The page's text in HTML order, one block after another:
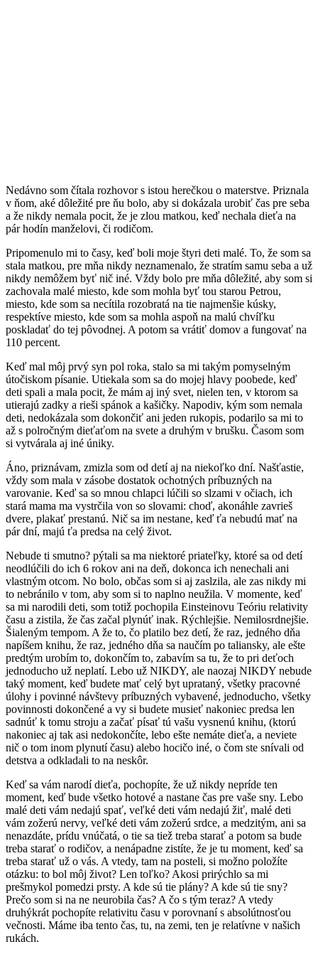
Nedávno som čítala rozhovor s istou herečkou o materstve. Priznala
v ňom, aké dôležité pre ňu bolo, aby si dokázala urobiť čas pre seba
a že nikdy nemala pocit, že je zlou matkou, keď nechala dieťa na
pár hodín manželovi, či rodičom.
Pripomenulo mi to časy, keď boli moje štyri deti malé. To, že som sa
stala matkou, pre mňa nikdy neznamenalo, že stratím samu seba a už
nikdy nemôžem byť nič iné. Vždy bolo pre mňa dôležité, aby som si
zachovala malé miesto, kde som mohla byť tou starou Petrou,
miesto, kde som sa necítila rozobratá na tie najmenšie kúsky,
respektíve miesto, kde som sa mohla aspoň na malú chvíľku
poskladať do tej pôvodnej. A potom sa vrátiť domov a fungovať na
110 percent.
Keď mal môj prvý syn pol roka, stalo sa mi takým pomyselným
útočiskom písanie. Utiekala som sa do mojej hlavy poobede, keď
deti spali a mala pocit, že mám aj iný svet, nielen ten, v ktorom sa
utierajú zadky a rieši spánok a kašičky. Napodiv, kým som nemala
deti, nedokázala som dokončiť ani jeden rukopis, podarilo sa mi to
až s polročným dieťaťom na svete a druhým v brušku. Časom som
si vytvárala aj iné úniky.
Áno, priznávam, zmizla som od detí aj na niekoľko dní. Našťastie,
vždy som mala v zásobe dostatok ochotných príbuzných na
varovanie. Keď sa so mnou chlapci lúčili so slzami v očiach, ich
stará mama ma vystrčila von so slovami: choď, akonáhle zavrieš
dvere, plakať prestanú. Nič sa im nestane, keď ťa nebudú mať na
pár dní, majú ťa predsa na celý život.
Nebude ti smutno? pýtali sa ma niektoré priateľky, ktoré sa od detí
neodlúčili do ich 6 rokov ani na deň, dokonca ich nenechali ani
vlastným otcom. No bolo, občas som si aj zaslzila, ale zas nikdy mi
to nebránilo v tom, aby som si to naplno neužila. V momente, keď
sa mi narodili deti, som totiž pochopila Einsteinovu Teóriu relativity
času a zistila, že čas začal plynúť inak. Rýchlejšie. Nemilosrdnejšie.
Šialeným tempom. A že to, čo platilo bez detí, že raz, jedného dňa
napíšem knihu, že raz, jedného dňa sa naučím po taliansky, ale ešte
predtým urobím to, dokončím to, zabavím sa tu, že to pri deťoch
jednoducho už neplatí. Lebo už NIKDY, ale naozaj NIKDY nebude
taký moment, keď budete mať celý byt uprataný, všetky pracovné
úlohy i povinné návštevy príbuzných vybavené, jednoducho, všetky
povinnosti dokončené a vy si budete musieť nakoniec predsa len
sadnúť k tomu stroju a začať písať tú vašu vysnenú knihu, (ktorú
nakoniec aj tak asi nedokončíte, lebo ešte nemáte dieťa, a neviete
nič o tom inom plynutí času) alebo hocičo iné, o čom ste snívali od
detstva a odkladali to na neskôr.
Keď sa vám narodí dieťa, pochopíte, že už nikdy nepríde ten
moment, keď bude všetko hotové a nastane čas pre vaše sny. Lebo
malé deti vám nedajú spať, veľké deti vám nedajú žiť, malé deti
vám zožerú nervy, veľké deti vám zožerú srdce, a medzitým, ani sa
nenazdáte, prídu vnúčatá, o tie sa tiež treba starať a potom sa bude
treba starať o rodičov, a nenápadne zistíte, že je tu moment, keď sa
treba starať už o vás. A vtedy, tam na posteli, si možno položíte
otázku: to bol môj život? Len toľko? Akosi prirýchlo sa mi
prešmykol pomedzi prsty. A kde sú tie plány? A kde sú tie sny?
Prečo som si na ne neurobila čas? A čo s tým teraz? A vtedy
druhýkrát pochopíte relativitu času v porovnaní s absolútnosťou
večnosti. Máme iba tento čas, tu, na zemi, ten je relatívne v našich
rukách.